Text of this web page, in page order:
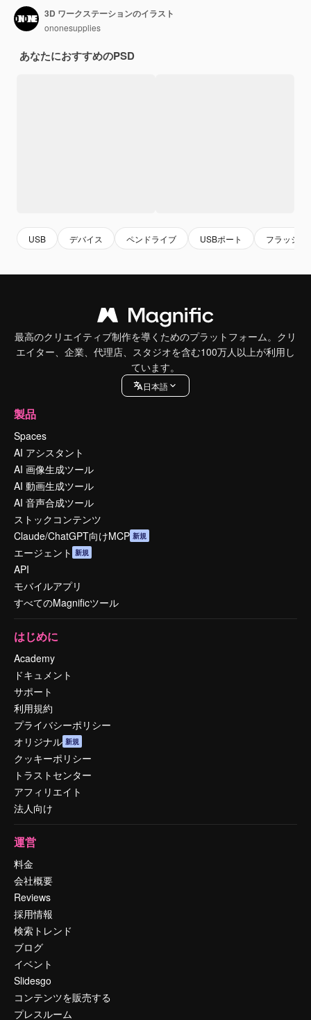
3D ワークステーションのイラスト
ononesupplies
あなたにおすすめのPSD
USB デバイス ペンドライブ USBポート フラッシュ
最高のクリエイティブ制作を導くためのプラットフォーム。クリ
エイター、企業、代理店、スタジオを含む100万人以上が利用し
ています。
日本語
製品
Spaces
AI アシスタント
AI 画像生成ツール
AI 動画生成ツール
AI 音声合成ツール
ストックコンテンツ
Claude/ChatGPT向けMCP 新規
エージェント 新規
API
モバイルアプリ
すべてのMagnificツール
はじめに
Academy
ドキュメント
サポート
利用規約
プライバシーポリシー
オリジナル 新規
クッキーポリシー
トラストセンター
アフィリエイト
法人向け
運営
料金
会社概要
Reviews
採用情報
検索トレンド
ブログ
イベント
Slidesgo
コンテンツを販売する
プレスルーム